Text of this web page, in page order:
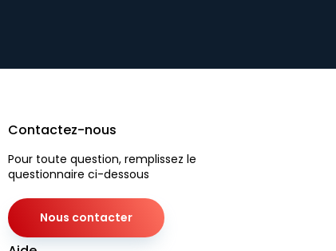
Contactez-nous
Pour toute question, remplissez le
questionnaire ci-dessous
Nous contacter